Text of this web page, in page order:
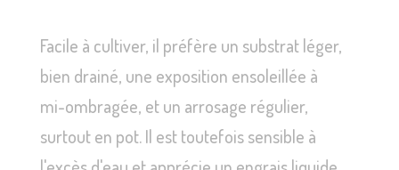
Facile à cultiver, il préfère un substrat léger,
bien drainé, une exposition ensoleillée à
mi-ombragée, et un arrosage régulier,
surtout en pot. Il est toutefois sensible à